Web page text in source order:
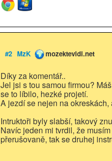
#2 MzK mozektevidi.net
Díky za komentář..
Jel jsi s tou samou firmou?
se to líbilo, hezké projetí.
A jezdí se nejen na
Intruktoři byly slabší, takový
Navíc jeden mi tvrdil, že
přerušovaně, tak se druhej